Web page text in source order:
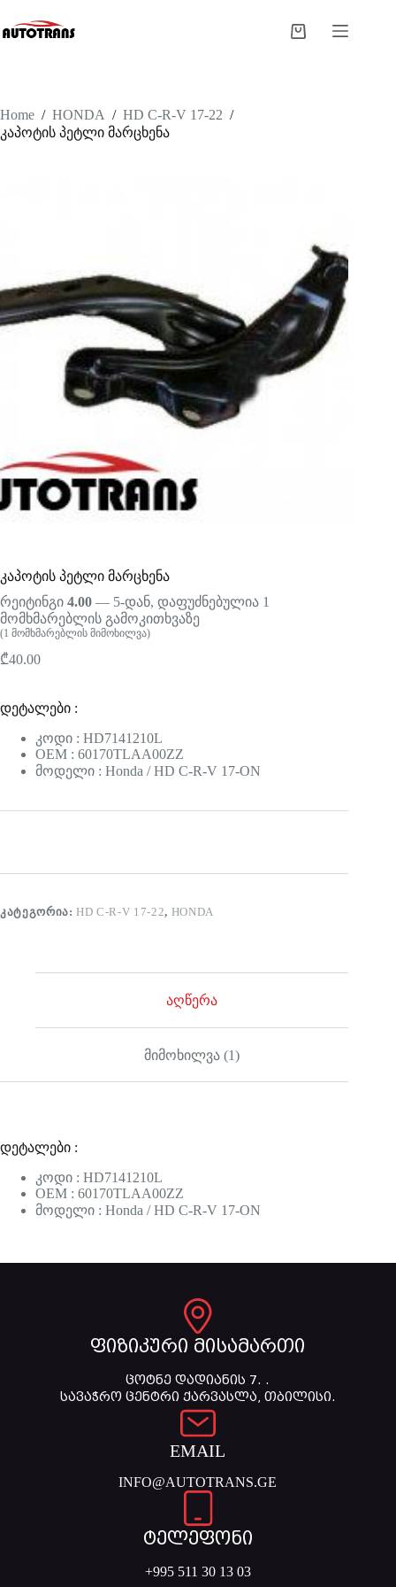
Home / HONDA / HD C-R-V 17-22 /
კაპოტის პეტლი მარცხენა
კაპოტის პეტლი მარცხენა
რეიტინგი 4.00 — 5-დან, დაფუძნებულია 1
მომხმარებლის გამოკითხვაზე
(1 მომხმარებლის მიმოხილვა)
₾40.00
დეტალები :
კოდი : HD7141210L
OEM : 60170TLAA00ZZ
მოდელი : Honda / HD C-R-V 17-ON
ᲙᲐᲢᲔᲒᲝᲠᲘᲐ:HD C-R-V 17-22, HONDA
აღწერა
მიმოხილვა (1)
დეტალები :
კოდი : HD7141210L
OEM : 60170TLAA00ZZ
მოდელი : Honda / HD C-R-V 17-ON
ფიზიკური მისამართი
ცოტნე დადიანის 7. .
სავაჭრო ცენტრი ქარვასლა, თბილისი.
EMAIL
INFO@AUTOTRANS.GE
ტელეფონი
+995 511 30 13 03